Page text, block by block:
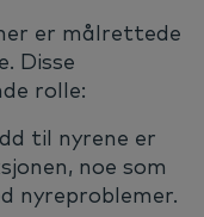
er målrettede
Disse
rolle:
til nyrene er
noe som
nyreproblemer.